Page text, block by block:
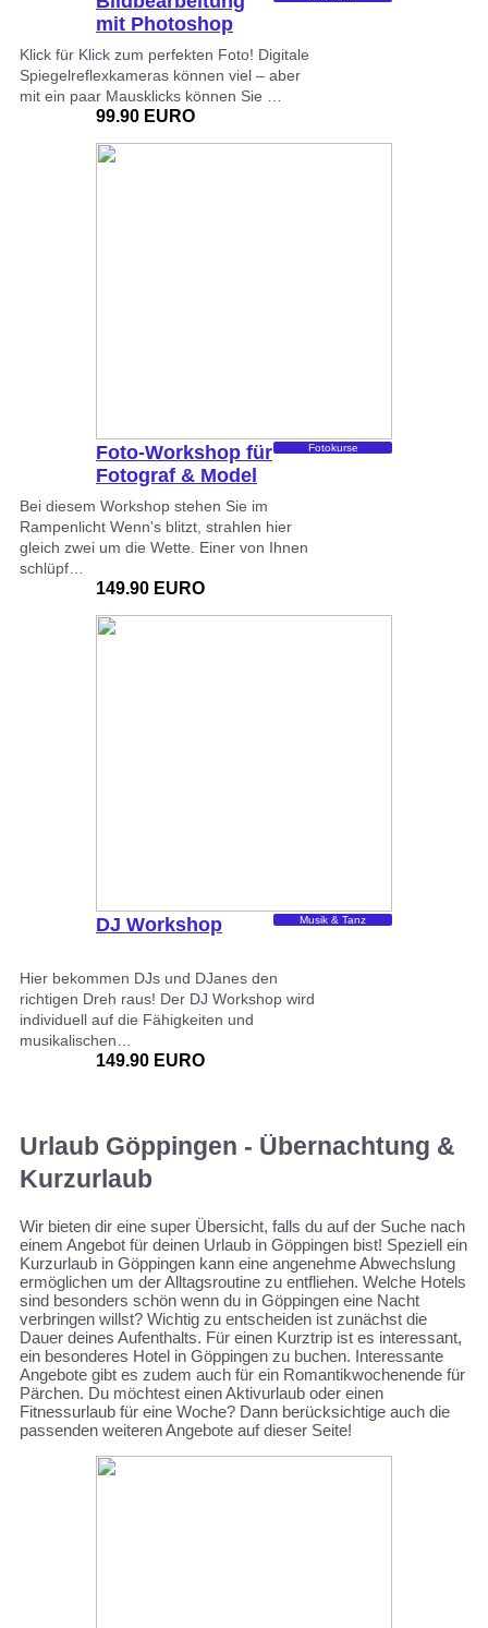
mit Photoshop
Klick für Klick zum perfekten Foto! Digitale
Spiegelreflexkameras können viel – aber
mit ein paar Mausklicks können Sie …
99.90 EURO
Foto-Workshop für
Fotograf & Model
Fotokurse
Bei diesem Workshop stehen Sie im
Rampenlicht Wenn's blitzt, strahlen hier
gleich zwei um die Wette. Einer von Ihnen
schlüpf…
149.90 EURO
DJ Workshop Musik & Tanz
Hier bekommen DJs und DJanes den
richtigen Dreh raus! Der DJ Workshop wird
individuell auf die Fähigkeiten und
musikalischen…
149.90 EURO
Urlaub Göppingen - Übernachtung &
Kurzurlaub
Wir bieten dir eine super Übersicht, falls du auf der Suche nach
einem Angebot für deinen Urlaub in Göppingen bist! Speziell ein
Kurzurlaub in Göppingen kann eine angenehme Abwechslung
ermöglichen um der Alltagsroutine zu entfliehen. Welche Hotels
sind besonders schön wenn du in Göppingen eine Nacht
verbringen willst? Wichtig zu entscheiden ist zunächst die
Dauer deines Aufenthalts. Für einen Kurztrip ist es interessant,
ein besonderes Hotel in Göppingen zu buchen. Interessante
Angebote gibt es zudem auch für ein Romantikwochenende für
Pärchen. Du möchtest einen Aktivurlaub oder einen
Fitnessurlaub für eine Woche? Dann berücksichtige auch die
passenden weiteren Angebote auf dieser Seite!